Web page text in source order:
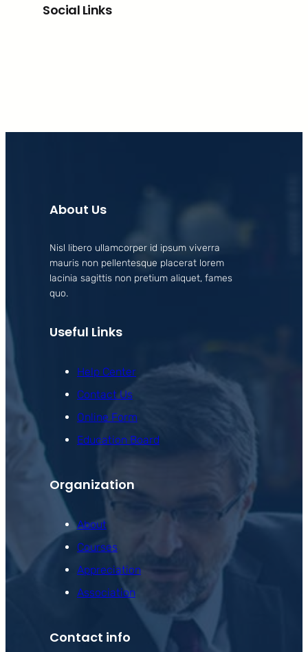
Social Links
About Us
Nisl libero ullamcorper id ipsum viverra
mauris non pellentesque placerat lorem
lacinia sagittis non pretium aliquet, fames
quo.
Useful Links
Help Center
Contact Us
Online Form
Education Board
Organization
About
Courses
Appreciation
Association
Contact info